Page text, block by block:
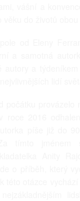
vášní a
do životů obou
od Eleny
a samotná
autory a
lidí světa.
počátku provázelo
roce 2016
píše již do
tímto jménem
Anity
o příběh, který
této otázce